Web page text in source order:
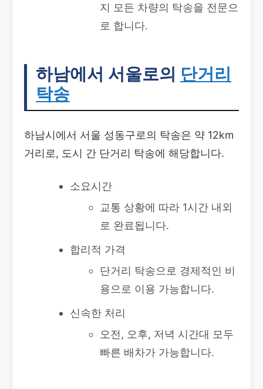
지 모든 차량의 탁송을 전문으
로 합니다.
하남에서 서울로의 단거리
탁송
하남시에서 서울 성동구로의 탁송은 약 12km
거리로, 도시 간 단거리 탁송에 해당합니다.
소요시간
교통 상황에 따라 1시간 내외
로 완료됩니다.
합리적 가격
단거리 탁송으로 경제적인 비
용으로 이용 가능합니다.
신속한 처리
오전, 오후, 저녁 시간대 모두
빠른 배차가 가능합니다.